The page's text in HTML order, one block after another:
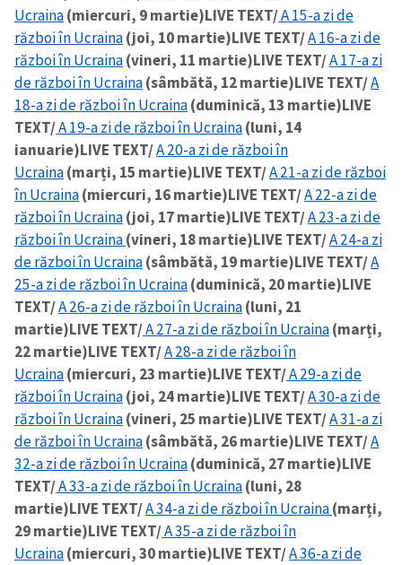
Ucraina(miercuri, 9 martie)LIVE TEXT/A 15-a zi de
război în Ucraina(joi, 10 martie)LIVE TEXT/A 16-a zi de
război în Ucraina(vineri, 11 martie)LIVE TEXT/A 17-a zi
de război în Ucraina(sâmbătă, 12 martie)LIVE TEXT/A
18-a zi de război în Ucraina(duminică, 13 martie)LIVE
TEXT/A 19-a zi de război în Ucraina(luni, 14
ianuarie)LIVE TEXT/A 20-a zi de război în
Ucraina(marți, 15 martie)LIVE TEXT/A 21-a zi de război
în Ucraina(miercuri, 16 martie)LIVE TEXT/A 22-a zi de
război în Ucraina(joi, 17 martie)LIVE TEXT/A 23-a zi de
război în Ucraina(vineri, 18 martie)LIVE TEXT/A 24-a zi
de război în Ucraina(sâmbătă, 19 martie)LIVE TEXT/A
25-a zi de război în Ucraina(duminică, 20 martie)LIVE
TEXT/A 26-a zi de război în Ucraina(luni, 21
martie)LIVE TEXT/A 27-a zi de război în Ucraina(marți,
22 martie)LIVE TEXT/A 28-a zi de război în
Ucraina(miercuri, 23 martie)LIVE TEXT/A 29-a zi de
război în Ucraina(joi, 24 martie)LIVE TEXT/A 30-a zi de
război în Ucraina(vineri, 25 martie)LIVE TEXT/A 31-a zi
de război în Ucraina(sâmbătă, 26 martie)LIVE TEXT/A
32-a zi de război în Ucraina(duminică, 27 martie)LIVE
TEXT/A 33-a zi de război în Ucraina(luni, 28
martie)LIVE TEXT/A 34-a zi de război în Ucraina(marți,
29 martie)LIVE TEXT/A 35-a zi de război în
Ucraina(miercuri, 30 martie)LIVE TEXT/A 36-a zi de